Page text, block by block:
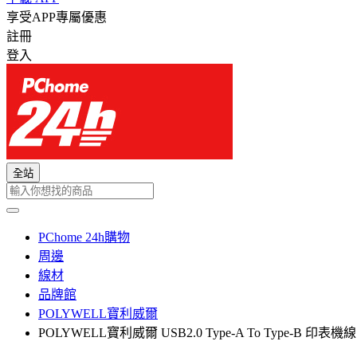
享受APP專屬優惠
註冊
登入
全站
PChome 24h購物
周邊
線材
品牌館
POLYWELL寶利威爾
POLYWELL寶利威爾 USB2.0 Type-A To Type-B 印表機